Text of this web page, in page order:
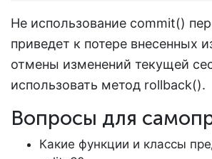
Не использование commit()
приведет к потере внесенных
отмены изменений текущей
использовать метод rollback().
Вопросы для
Какие функции и классы